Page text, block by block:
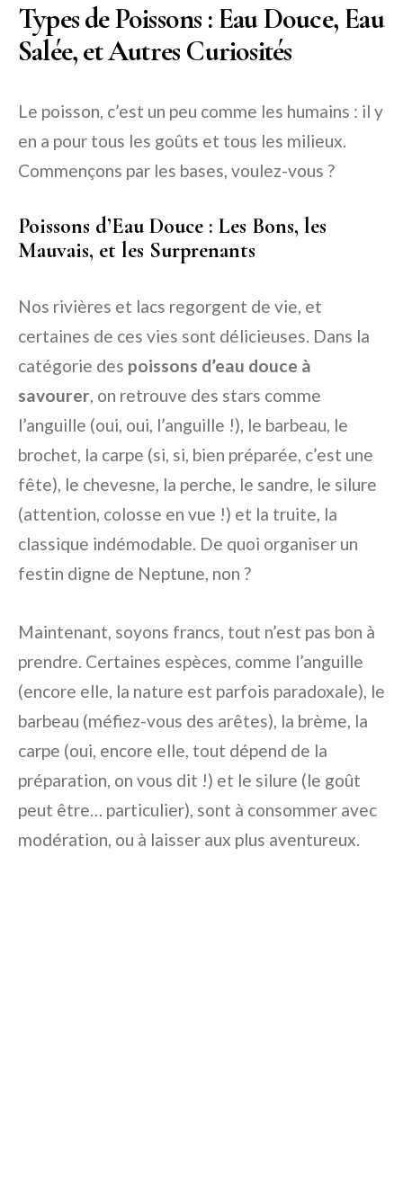
Types de Poissons : Eau Douce, Eau
Salée, et Autres Curiosités
Le poisson, c’est un peu comme les humains : il y
en a pour tous les goûts et tous les milieux.
Commençons par les bases, voulez-vous ?
Poissons d’Eau Douce : Les Bons, les
Mauvais, et les Surprenants
Nos rivières et lacs regorgent de vie, et
certaines de ces vies sont délicieuses. Dans la
catégorie des poissons d’eau douce à
savourer, on retrouve des stars comme
l’anguille (oui, oui, l’anguille !), le barbeau, le
brochet, la carpe (si, si, bien préparée, c’est une
fête), le chevesne, la perche, le sandre, le silure
(attention, colosse en vue !) et la truite, la
classique indémodable. De quoi organiser un
festin digne de Neptune, non ?
Maintenant, soyons francs, tout n’est pas bon à
prendre. Certaines espèces, comme l’anguille
(encore elle, la nature est parfois paradoxale), le
barbeau (méfiez-vous des arêtes), la brème, la
carpe (oui, encore elle, tout dépend de la
préparation, on vous dit !) et le silure (le goût
peut être… particulier), sont à consommer avec
modération, ou à laisser aux plus aventureux.